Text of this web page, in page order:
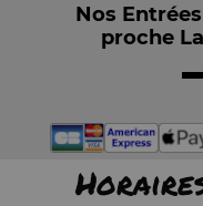
Nos
proche